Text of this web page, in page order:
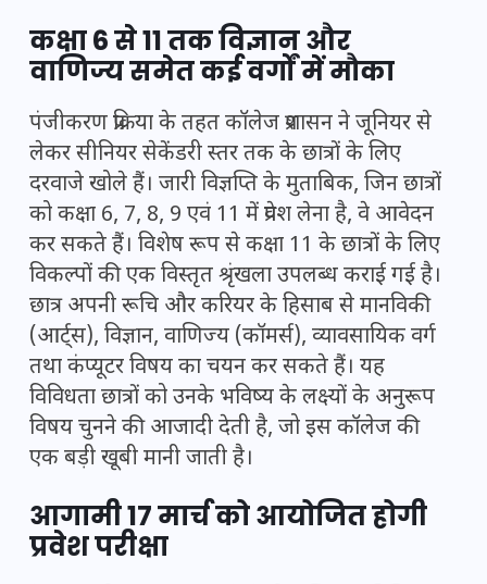
कक्षा 6 से 11 तक विज्ञान और
वाणिज्य समेत कई वर्गों में मौका
पंजीकरण प्रक्रिया के तहत कॉलेज प्रशासन ने जूनियर से
लेकर सीनियर सेकेंडरी स्तर तक के छात्रों के लिए
दरवाजे खोले हैं। जारी विज्ञप्ति के मुताबिक, जिन छात्रों
को कक्षा 6, 7, 8, 9 एवं 11 में प्रवेश लेना है, वे आवेदन
कर सकते हैं। विशेष रूप से कक्षा 11 के छात्रों के लिए
विकल्पों की एक विस्तृत श्रृंखला उपलब्ध कराई गई है।
छात्र अपनी रूचि और करियर के हिसाब से मानविकी
(आर्ट्स), विज्ञान, वाणिज्य (कॉमर्स), व्यावसायिक वर्ग
तथा कंप्यूटर विषय का चयन कर सकते हैं। यह
विविधता छात्रों को उनके भविष्य के लक्ष्यों के अनुरूप
विषय चुनने की आजादी देती है, जो इस कॉलेज की
एक बड़ी खूबी मानी जाती है।
आगामी 17 मार्च को आयोजित होगी
प्रवेश परीक्षा